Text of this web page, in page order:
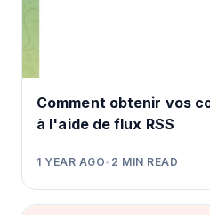
Comment obtenir vos
à l'aide de flux RSS
1 YEAR AGO• 2 MIN READ